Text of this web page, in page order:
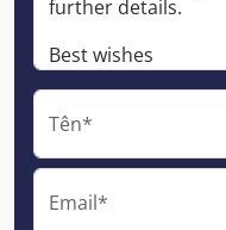
Tên*
Email*